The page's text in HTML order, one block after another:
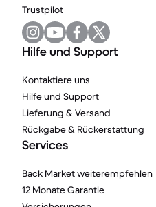
Trustpilot
Hilfe und Support
Kontaktiere uns
Hilfe und Support
Lieferung & Versand
Rückgabe & Rückerstattung
Services
Back Market weiterempfehlen
12 Monate Garantie